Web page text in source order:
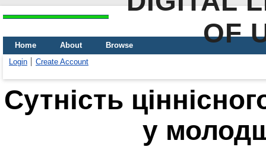
OF
Home About
Browse
Login
Create Account
Сутність
у